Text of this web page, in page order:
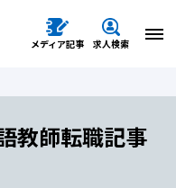
メディア記事 求人検索
教師転職記事